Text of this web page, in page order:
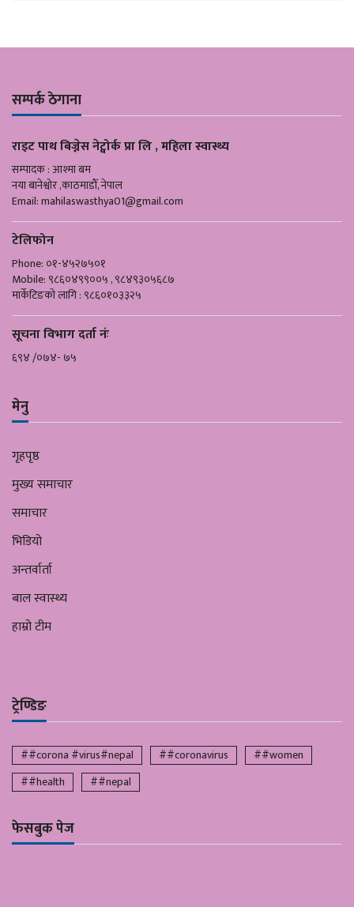
सम्पर्क ठेगाना
राइट पाथ बिज्नेस नेट्वोर्क प्रा लि , महिला स्वास्थ्य
सम्पादक : आश्मा बम
नया बानेश्वोर ,काठमाडौँ, नेपाल
Email:mahilaswasthya01@gmail.com
टेलिफोन
Phone: ०१-४५२७५०१
Mobile: ९८६०४९९००५ , ९८४९३०५६८७
मार्केटिङको लागि : ९८६०१०३३२५
सूचना विभाग दर्ता नंः
६९४ /०७४- ७५
मेनु
गृहपृष्ठ
मुख्य समाचार
समाचार
भिडियो
अन्तर्वार्ता
बाल स्वास्थ्य
हाम्रो टीम
ट्रेण्डिङ
##corona #virus#nepal ##coronavirus
##women
##health
##nepal
फेसबुक पेज